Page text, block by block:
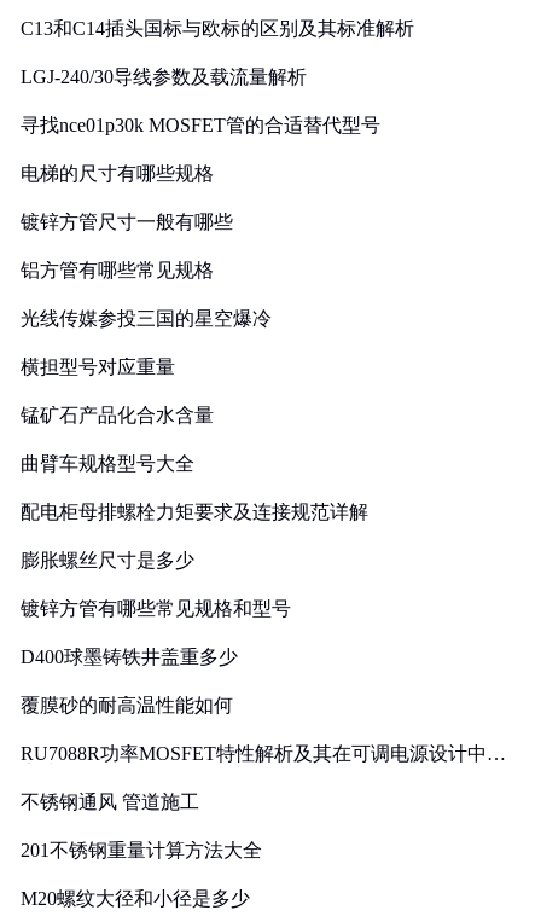
C13和C14插头国标与欧标的区别及其标准解析
LGJ-240/30导线参数及载流量解析
寻找nce01p30k MOSFET管的合适替代型号
电梯的尺寸有哪些规格
镀锌方管尺寸一般有哪些
铝方管有哪些常见规格
光线传媒参投三国的星空爆冷
横担型号对应重量
锰矿石产品化合水含量
曲臂车规格型号大全
配电柜母排螺栓力矩要求及连接规范详解
膨胀螺丝尺寸是多少
镀锌方管有哪些常见规格和型号
D400球墨铸铁井盖重多少
覆膜砂的耐高温性能如何
RU7088R功率MOSFET特性解析及其在可调电源设计中的
不锈钢通风 管道施工
201不锈钢重量计算方法大全
M20螺纹大径和小径是多少